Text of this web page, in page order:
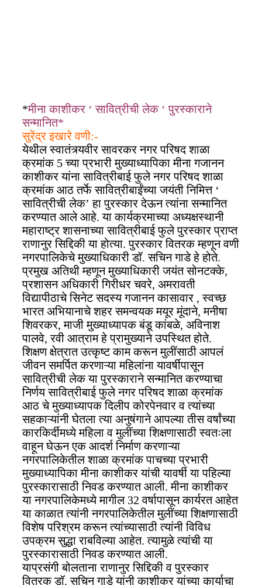
*मीना काशीकर ‘ सावित्रीची लेक ‘ पुरस्काराने
सन्मानित*
सुरेंद्र इखारे वणी:-
येथील स्वातंत्र्यवीर सावरकर नगर परिषद शाळा
क्रमांक 5 च्या प्रभारी मुख्याध्यापिका मीना गजानन
काशीकर यांना सावित्रीबाई फुले नगर परिषद शाळा
क्रमांक आठ तर्फे सावित्रीबाईंच्या जयंती निमित्त ‘
सावित्रीची लेक’ हा पुरस्कार देऊन त्यांना सन्मानित
करण्यात आले आहे. या कार्यक्रमाच्या अध्यक्षस्थानी
महाराष्ट्र शासनाच्या सावित्रीबाई फुले पुरस्कार प्राप्त
राणानुर सिद्दिकी या होत्या. पुरस्कार वितरक म्हणून वणी
नगरपालिकेचे मुख्याधिकारी डॉ. सचिन गाडे हे होते.
प्रमुख अतिथी म्हणून मुख्याधिकारी जयंत सोनटक्के,
प्रशासन अधिकारी गिरीधर चवरे, अमरावती
विद्यापीठाचे सिनेट सदस्य गजानन कासावार , स्वच्छ
भारत अभियानाचे शहर समन्वयक मयूर मूंदाने, मनीषा
शिवरकर, माजी मुख्याध्यापक बंडू कांबळे, अविनाश
पालवे, रवी आत्राम हे प्रामुख्याने उपस्थित होते.
शिक्षण क्षेत्रात उत्कृष्ट काम करून मुलींसाठी आपलं
जीवन समर्पित करणाऱ्या महिलांना यावर्षीपासून
सावित्रीची लेक या पुरस्काराने सन्मानित करण्याचा
निर्णय सावित्रीबाई फुले नगर परिषद शाळा क्रमांक
आठ चे मुख्याध्यापक दिलीप कोरपेनवार व त्यांच्या
सहकाऱ्यांनी घेतला त्या अनुषंगाने आपल्या तीस वर्षांच्या
कारकिर्दीमध्ये महिला व मुलींच्या शिक्षणासाठी स्वतःला
वाहून घेऊन एक आदर्श निर्माण करणाऱ्या
नगरपालिकेतील शाळा क्रमांक पाचच्या प्रभारी
मुख्याध्यापिका मीना काशीकर यांची यावर्षी या पहिल्या
पुरस्कारासाठी निवड करण्यात आली. मीना काशीकर
या नगरपालिकेमध्ये मागील 32 वर्षापासून कार्यरत आहेत
या काळात त्यांनी नगरपालिकेतील मुलींच्या शिक्षणासाठी
विशेष परिश्रम करून त्यांच्यासाठी त्यांनी विविध
उपक्रम सुद्धा राबविल्या आहेत. त्यामुळे त्यांची या
पुरस्कारासाठी निवड करण्यात आली.
याप्रसंगी बोलताना राणानुर सिद्दिकी व पुरस्कार
वितरक डॉ. सचिन गाडे यांनी काशीकर यांच्या कार्याचा